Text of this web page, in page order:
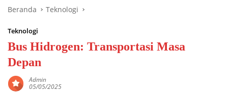
Beranda Teknologi
Teknologi
Bus Hidrogen: Transportasi Masa
Depan
Admin
05/05/2025